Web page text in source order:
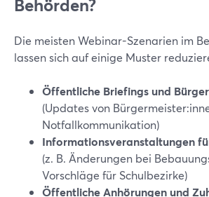
Behörden?
Die meisten Webinar-Szenarien im
lassen sich auf einige Muster
Öffentliche Briefings und
(Updates von
Notfallkommunikation)
Informationsveranstaltungen
(z. B. Änderungen bei
Vorschläge für Schulbezirke)
Öffentliche Anhörungen und